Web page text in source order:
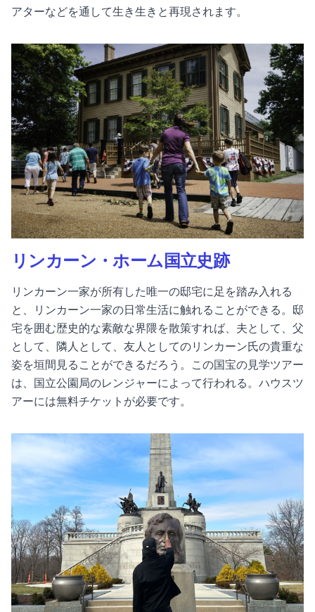
アターなどを通して生き生きと再現されます。
リンカーン・ホーム国立史跡
リンカーン一家が所有した唯一の邸宅に足を踏み入れる
と、リンカーン一家の日常生活に触れることができる。邸
宅を囲む歴史的な素敵な界隈を散策すれば、夫として、父
として、隣人として、友人としてのリンカーン氏の貴重な
姿を垣間見ることができるだろう。
この国宝の見学ツアー
は、国立公園局のレンジャーによって行われる。ハウスツ
アーには無料チケットが必要です。